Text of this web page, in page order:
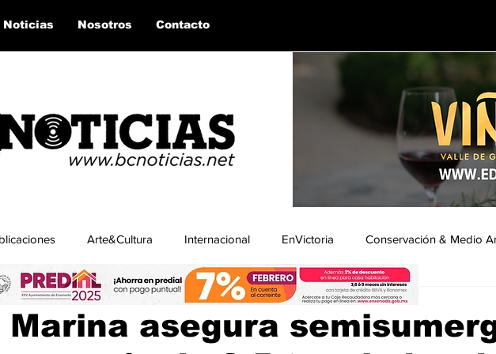
Noticias Nosotros Contacto
Arte&Cultura Internacional EnVictoria Conservación & Medio
del momento San Quintín, BC Bahía de los Ángeles, BC Columnas Invitadas
Marina asegura
30 jun 20231 min de lectura